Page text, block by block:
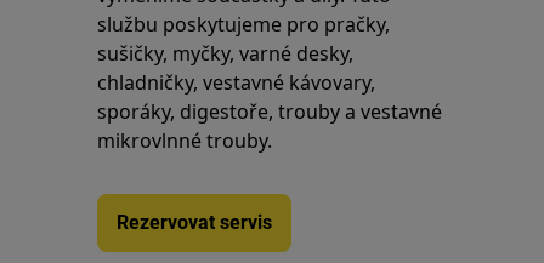
službu poskytujeme pro pračky,
sušičky, myčky, varné desky,
chladničky, vestavné kávovary,
sporáky, digestoře, trouby a vestavné
mikrovlnné trouby.
Rezervovat servis